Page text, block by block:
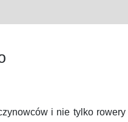
i nie tylko